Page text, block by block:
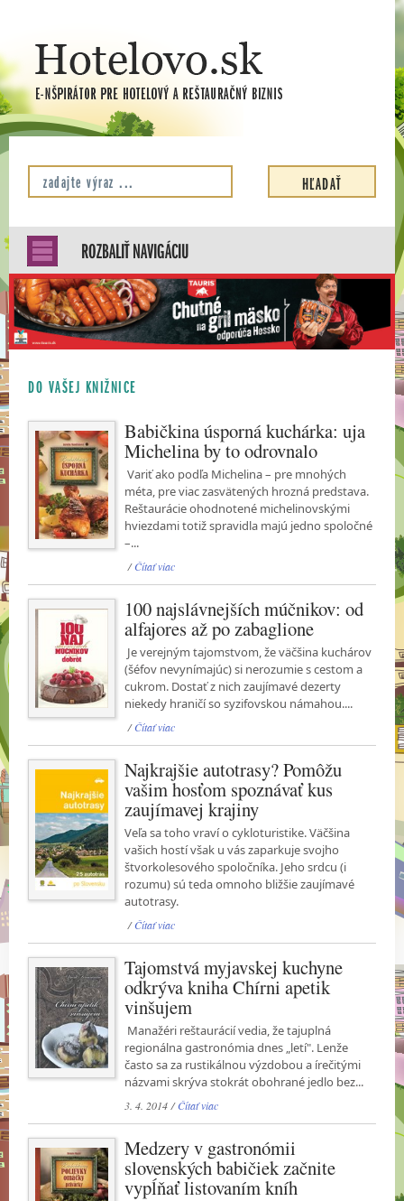
ROZBALIŤ NAVIGÁCIU
DO VAŠEJ KNIŽNICE
Babičkina úsporná kuchárka: uja
Michelina by to odrovnalo
Variť ako podľa Michelina – pre mnohých
méta, pre viac zasvätených hrozná predstava.
Reštaurácie ohodnotené michelinovskými
hviezdami totiž spravidla majú jedno spoločné
–...
/Čítať viac
100 najslávnejších múčnikov: od
alfajores až po zabaglione
Je verejným tajomstvom, že väčšina kuchárov
(šéfov nevynímajúc) si nerozumie s cestom a
cukrom. Dostať z nich zaujímavé dezerty
niekedy hraničí so syzifovskou námahou....
/Čítať viac
Najkrajšie autotrasy? Pomôžu
vašim hosťom spoznávať kus
zaujímavej krajiny
Veľa sa toho vraví o cykloturistike. Väčšina
vašich hostí však u vás zaparkuje svojho
štvorkolesového spoločníka. Jeho srdcu (i
rozumu) sú teda omnoho bližšie zaujímavé
autotrasy.
/Čítať viac
Tajomstvá myjavskej kuchyne
odkrýva kniha Chírni apetik
vinšujem
Manažéri reštaurácií vedia, že tajuplná
regionálna gastronómia dnes „letí". Lenže
často sa za rustikálnou výzdobou a írečitými
názvami skrýva stokrát obohrané jedlo bez...
3. 4. 2014 /Čítať viac
Medzery v gastronómii
slovenských babičiek začnite
vypĺňať listovaním kníh